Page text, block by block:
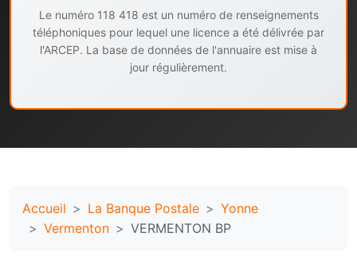
Le numéro 118 418 est un numéro de renseignements
téléphoniques pour lequel une licence a été délivrée par
l'ARCEP. La base de données de l'annuaire est mise à
jour régulièrement.
Accueil La Banque Postale
Yonne
Vermenton
VERMENTON BP